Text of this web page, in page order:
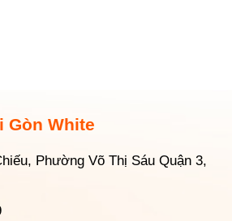
Gòn White
Phường Võ Thị Sáu Quận 3,